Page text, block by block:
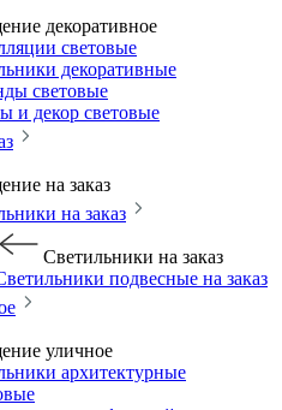
декоративное
световые
декоративные
световые
и декор световые
на заказ
на заказ
Светильники на заказ
подвесные на заказ
уличное
архитектурные